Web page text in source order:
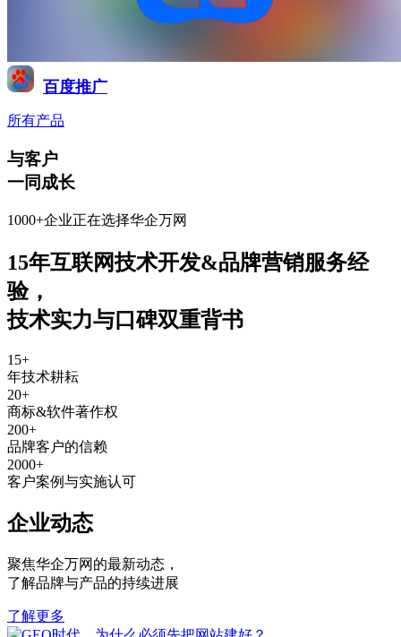
百度推广
所有产品
与客户
一同成长
1000+企业正在选择华企万网
15年互联网技术开发&品牌营销服务经
验，
技术实力与口碑双重背书
15+
年技术耕耘
20+
商标&软件著作权
200+
品牌客户的信赖
2000+
客户案例与实施认可
企业动态
聚焦华企万网的最新动态 ，
了解品牌与产品的持续进展
了解更多